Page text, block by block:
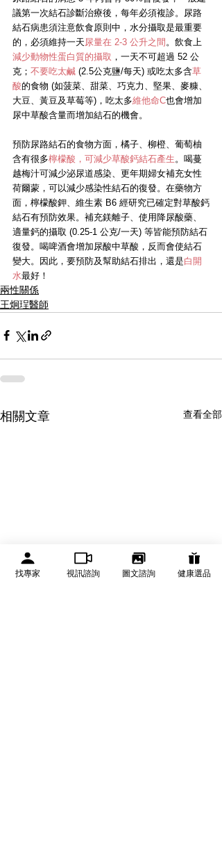
議第一次結石診斷治療後，每年必須複診。尿路
結石病患須注意飲食原則中，水分攝取是最重要
的，必須維持一天 尿量在 2-3 公升之間 。飲食上
減少動物性蛋白質的攝取 ，一天不可超過 52 公
克； 不要吃太鹹 (2.5公克鹽/每天) 或吃太多含草
酸的食物 (如菠菜、甜菜、巧克力、堅果、麥糠、
大豆、黃豆及草莓等)，吃太多維他命C也會增加
尿中草酸含量而增加結石的機會。
預防尿路結石的食物方面，橘子、柳橙、葡萄柚
含有很多檸檬酸，可減少草酸鈣結石產生 。喝蔓
越梅汁可減少泌尿道感染、更年期婦女補充女性
荷爾蒙，可以減少感染性結石的復發。在藥物方
面，檸檬酸鉀、維生素 B6 經研究已確定對草酸鈣
結石有預防效果。補充鎂離子、使用降尿酸藥、
適量鈣的攝取 (0.25-1 公克/一天) 等皆能預防結石
復發。喝啤酒會增加尿酸中草酸，反而會使結石
變大。因此，要預防及幫助結石排出，還是白開
水最好！
兩性關係
王炯珵醫師
相關文章 查看全部
找專家 視訊諮詢 圖文諮詢 健康選品